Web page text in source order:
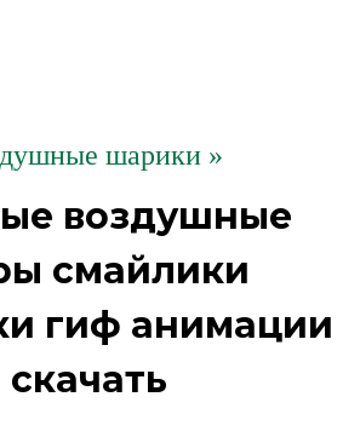
шарики »
воздушные
смайлики
гиф анимации
скачать